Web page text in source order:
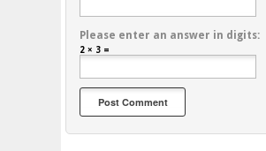
Please enter an answer in digits:
2 × 3 =